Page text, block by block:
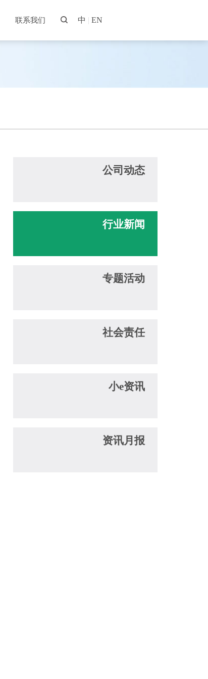
联系我们 中 | EN
公司动态
行业新闻
专题活动
社会责任
小e资讯
资讯月报